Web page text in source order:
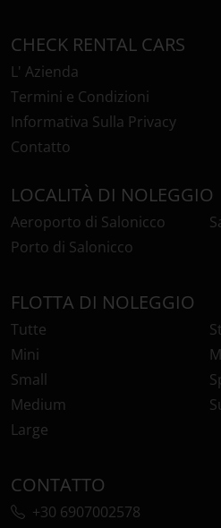
CHECK RENTAL CARS
L' Azienda
Termini e Condizioni
Informativa Sulla Privacy
Contatto
LOCALITÀ DI NOLEGGIO
Aeroporto di Salonicco
Porto di Salonicco
FLOTTA DI NOLEGGIO
Tutte
Mini
Small
Medium
Large
CONTATTO
+30 6907002578